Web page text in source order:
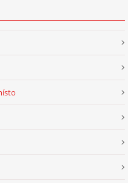
|RSS